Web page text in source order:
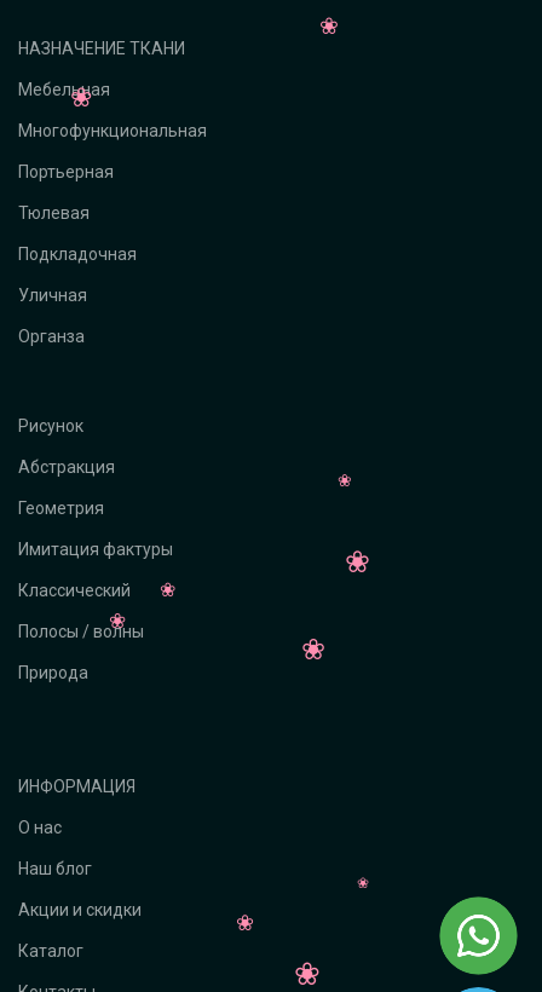
НАЗНАЧЕНИЕ ТКАНИ
Мебельная
Многофункциональная
Портьерная
Тюлевая
Подкладочная
Уличная
Органза
Рисунок
Абстракция
Геометрия
Имитация фактуры
Классический
Полосы / волны
Природа
ИНФОРМАЦИЯ
О нас
Наш блог
Акции и скидки
Каталог